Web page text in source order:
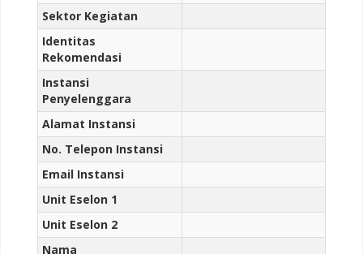
Sektor Kegiatan
Identitas
Rekomendasi
Instansi
Penyelenggara
Alamat Instansi
No. Telepon Instansi
Email Instansi
Unit Eselon 1
Unit Eselon 2
Nama